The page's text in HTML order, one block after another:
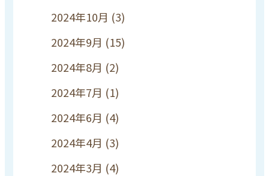
2024年10月 (3)
2024年9月 (15)
2024年8月 (2)
2024年7月 (1)
2024年6月 (4)
2024年4月 (3)
2024年3月 (4)